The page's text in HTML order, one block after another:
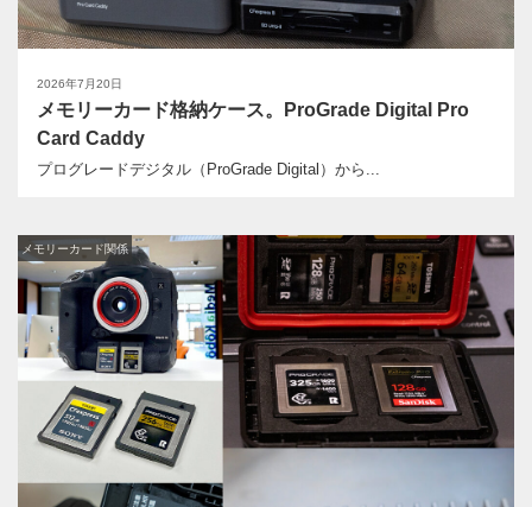
2026年7月20日
メモリーカード格納ケース。ProGrade Digital Pro
Card Caddy
プログレードデジタル（ProGrade Digital）から...
メモリーカード関係